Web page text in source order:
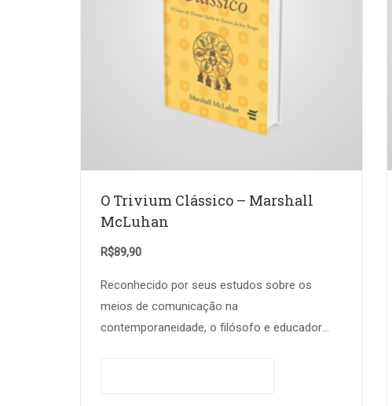
O Trivium Clássico – Marshall
McLuhan
R$89,90
Reconhecido por seus estudos sobre os
meios de comunicação na
contemporaneidade, o filósofo e educador